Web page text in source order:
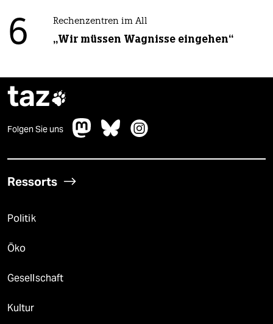
6 Rechenzentren im All
„Wir müssen Wagnisse eingehen“
taz
Folgen Sie uns
Ressorts
Politik
Öko
Gesellschaft
Kultur